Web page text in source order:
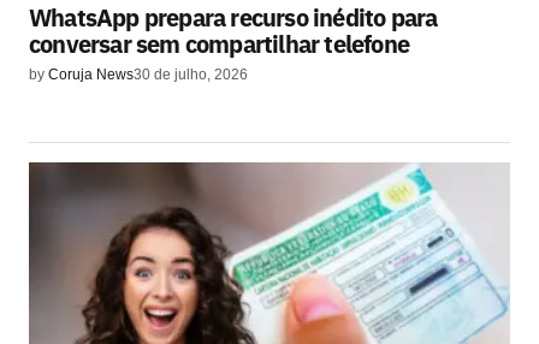
WhatsApp prepara recurso inédito para
conversar sem compartilhar telefone
by Coruja News30 de julho, 2026